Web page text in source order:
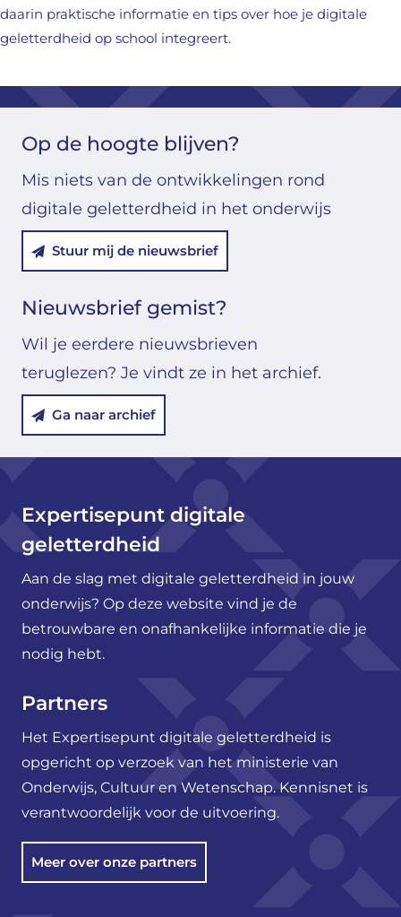
daarin praktische informatie en tips over hoe je digitale
geletterdheid op school integreert.
Op de hoogte blijven?
Mis niets van de ontwikkelingen rond
digitale geletterdheid in het onderwijs
Stuur mij de nieuwsbrief
Nieuwsbrief gemist?
Wil je eerdere nieuwsbrieven
teruglezen? Je vindt ze in het archief.
Ga naar archief
Expertisepunt digitale
geletterdheid
Aan de slag met digitale geletterdheid in jouw
onderwijs? Op deze website vind je de
betrouwbare en onafhankelijke informatie die je
nodig hebt.
Partners
Het Expertisepunt digitale geletterdheid is
opgericht op verzoek van het ministerie van
Onderwijs, Cultuur en Wetenschap. Kennisnet is
verantwoordelijk voor de uitvoering.
Meer over onze partners